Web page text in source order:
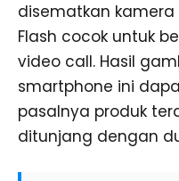
disematkan kamera
Flash cocok untuk
video call. Hasil
smartphone ini
pasalnya produk
ditunjang dengan